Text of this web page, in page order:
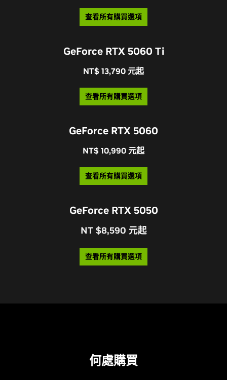
查看所有購買選項
GeForce RTX 5060 Ti
NT$ 13,790 元起
查看所有購買選項
GeForce RTX 5060
NT$ 10,990 元起
查看所有購買選項
GeForce RTX 5050
NT $8,590 元起
查看所有購買選項
何處購買